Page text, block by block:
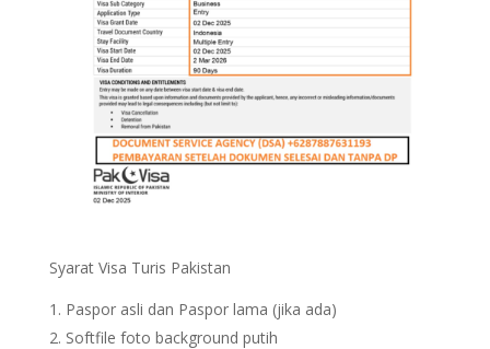
Syarat Visa Turis Pakistan
Paspor asli dan Paspor lama (jika ada)
Softfile foto background putih